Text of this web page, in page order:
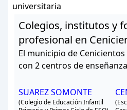
universitaria
Colegios, institutos y
profesional en
El municipio de
con 2 centros de
SUAREZ SOMONTE
(Colegio de Educación Infantil